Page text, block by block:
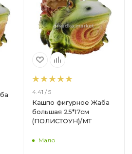
4.41 / 5
Кашпо фигурное Жаба
большая 25*17см
(ПОЛИСТОУН)/МТ
Мало